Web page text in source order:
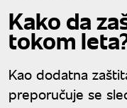
Kako da
tokom
Kao dodatna
preporučuje se